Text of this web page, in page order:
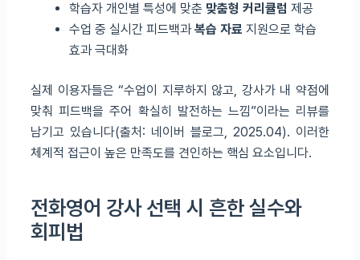
학습자 개인별 특성에 맞춘 맞춤형 커리큘럼 제공
수업 중 실시간 피드백과복습 자료 지원으로 학습
효과 극대화
실제 이용자들은 “수업이 지루하지 않고, 강사가 내 약점에
맞춰 피드백을 주어 확실히 발전하는 느낌”이라는 리뷰를
남기고 있습니다(출처: 네이버 블로그, 2025.04). 이러한
체계적 접근이 높은 만족도를 견인하는 핵심 요소입니다.
전화영어 강사 선택 시 흔한 실수와
회피법